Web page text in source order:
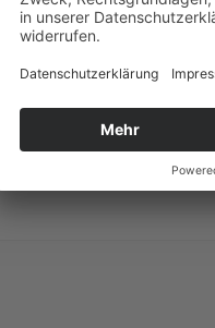
so erweiterten
Fachbetrieb für
56651